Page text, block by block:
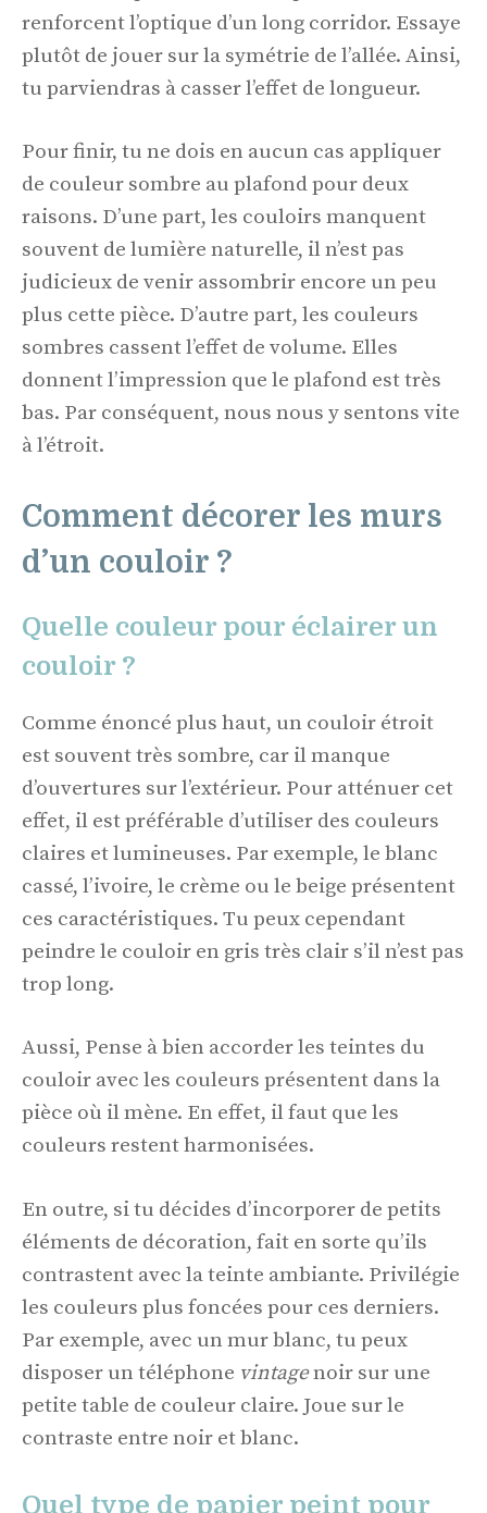
renforcent l’optique d’un long corridor. Essaye
plutôt de jouer sur la symétrie de l’allée. Ainsi,
tu parviendras à casser l’effet de longueur.
Pour finir, tu ne dois en aucun cas appliquer
de couleur sombre au plafond pour deux
raisons. D’une part, les couloirs manquent
souvent de lumière naturelle, il n’est pas
judicieux de venir assombrir encore un peu
plus cette pièce. D’autre part, les couleurs
sombres cassent l’effet de volume. Elles
donnent l’impression que le plafond est très
bas. Par conséquent, nous nous y sentons vite
à l’étroit.
Comment décorer les murs
d’un couloir ?
Quelle couleur pour éclairer un
couloir ?
Comme énoncé plus haut, un couloir étroit
est souvent très sombre, car il manque
d’ouvertures sur l’extérieur. Pour atténuer cet
effet, il est préférable d’utiliser des couleurs
claires et lumineuses. Par exemple, le blanc
cassé, l’ivoire, le crème ou le beige présentent
ces caractéristiques. Tu peux cependant
peindre le couloir en gris très clair s’il n’est pas
trop long.
Aussi, Pense à bien accorder les teintes du
couloir avec les couleurs présentent dans la
pièce où il mène. En effet, il faut que les
couleurs restent harmonisées.
En outre, si tu décides d’incorporer de petits
éléments de décoration, fait en sorte qu’ils
contrastent avec la teinte ambiante. Privilégie
les couleurs plus foncées pour ces derniers.
Par exemple, avec un mur blanc, tu peux
disposer un téléphone vintagenoir sur une
petite table de couleur claire. Joue sur le
contraste entre noir et blanc.
Quel type de papier peint pour